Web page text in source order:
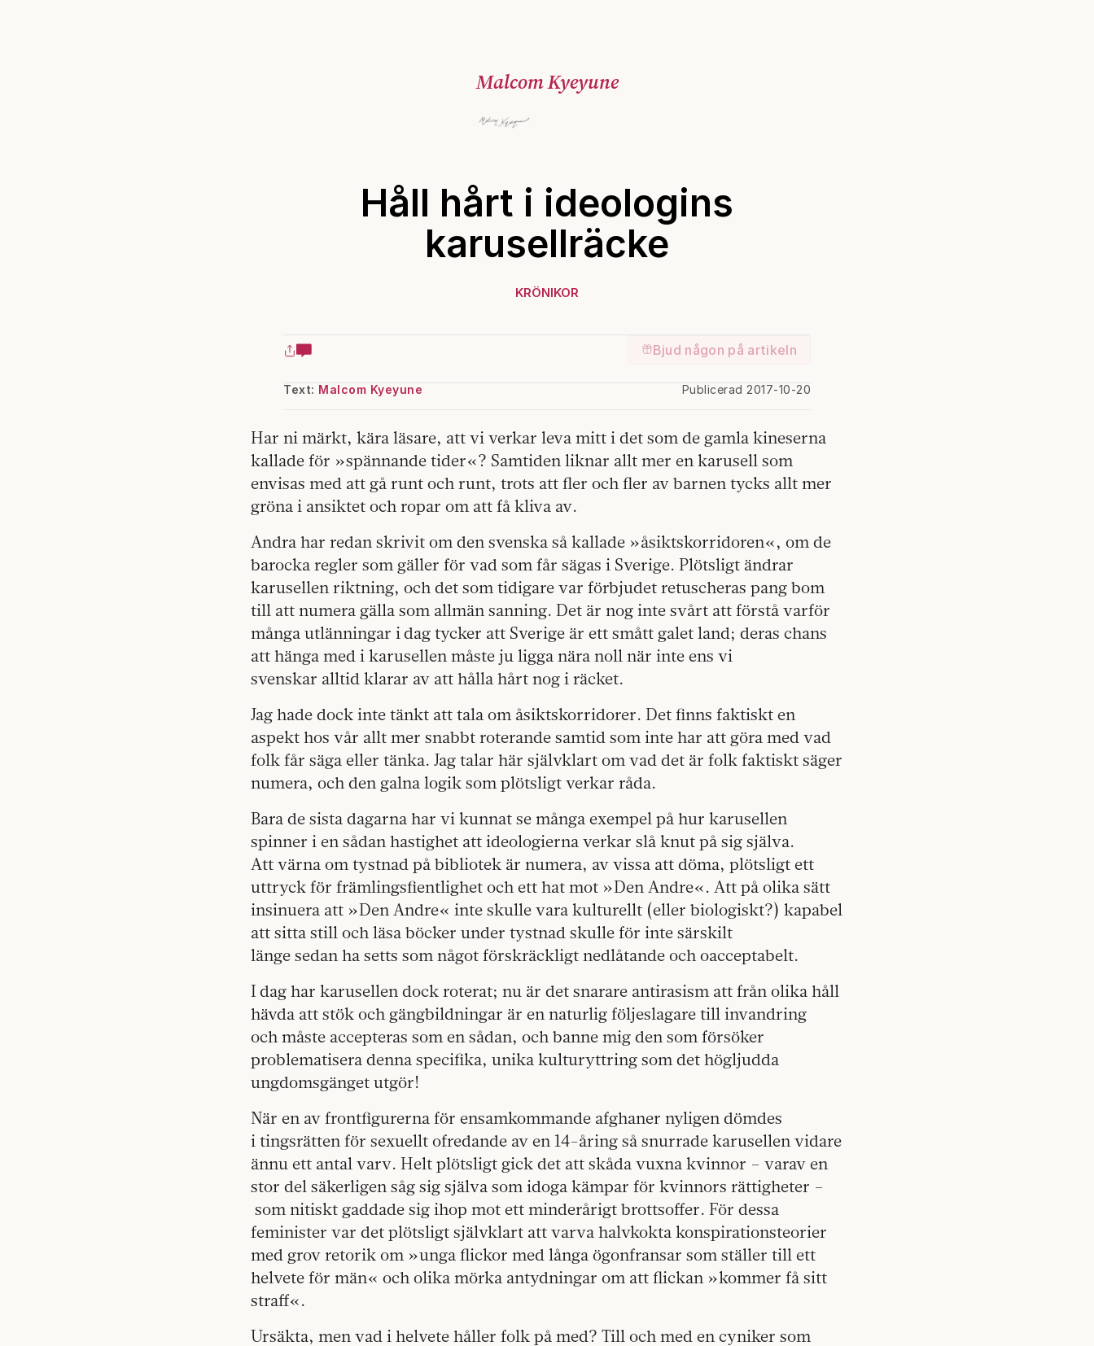
Malcom Kyeyune
Håll hårt i ideologins
karusellräcke
KRÖNIKOR
Bjud någon på artikeln
Text: Malcom Kyeyune Publicerad 2017-10-20
Har ni märkt, kära läsare, att vi verkar leva mitt i det som de gamla kineserna
kallade för »spännande tider«? Samtiden liknar allt mer en karusell som
envisas med att gå runt och runt, trots att fler och fler av barnen tycks allt mer
gröna i ansiktet och ropar om att få kliva av.
Andra har redan skrivit om den svenska­ så kallade »åsiktskorridoren«, om de
barocka regler som gäller för vad som får sägas i Sverige. Plötsligt ändrar
karusellen riktning, och det som tidigare var förbjudet retuscheras pang bom
till att numera gälla som allmän sanning. Det är nog inte svårt att förstå varför
många utlänningar i dag tycker att Sverige­ är ett smått galet land; deras chans
att hänga med i karusellen måste ju ligga nära noll när inte ens vi
svenskar alltid­ klarar av att hålla hårt nog i räcket.
Jag hade dock inte tänkt att tala om åsiktskorridorer. Det finns faktiskt en
aspekt hos vår allt mer snabbt roterande samtid som inte har att göra med vad
folk får säga eller tänka. Jag talar här självklart om vad det är folk faktiskt säger
numera, och den galna logik som plötsligt verkar råda.
Bara de sista dagarna har vi kunnat se många exempel på hur karusellen
spinner­ i en sådan hastighet att ideo­logierna verkar slå knut på sig själva.
Att värna om tystnad på bibliotek är numera, av vissa att döma, plötsligt ett
uttryck­ för främlingsfientlighet och ett hat mot »Den Andre«. Att på olika sätt
insinuera att »Den Andre« inte skulle vara kulturellt (eller biologiskt?) kapabel
att sitta still och läsa böcker under tystnad­ skulle för inte särskilt
länge sedan ha setts som något för­skräckligt nedlåtande och oacceptabelt.
I dag har karusellen dock roterat; nu är det snarare­ antirasism att från olika håll
hävda att stök och gängbildningar är en naturlig följeslagare till invandring
och måste accepteras som en sådan, och banne mig den som försöker
problematisera denna specifika, unika kultur­yttring som det högljudda
ungdoms­gänget utgör!
När en av frontfigurerna för ensamkommande afghaner nyligen dömdes
i tingsrätten för sexuellt ofredande av en 14-åring så snurrade karusellen vidare
ännu ett antal varv. Helt plötsligt gick det att skåda vuxna kvinnor – varav en
stor del säkerligen såg sig själva som idoga kämpar för kvinnors rättigheter –
som nitiskt­ gaddade sig ihop mot ett minderårigt brottsoffer. För dessa
feminister var det plötsligt självklart att varva halvkokta konspirationsteorier
med grov retorik om »unga flickor med långa ögonfransar som ställer till ett
helvete för män« och olika mörka antydningar om att flickan »kommer få sitt
straff«.
Ursäkta, men vad i helvete håller folk på med? Till och med en cyniker som